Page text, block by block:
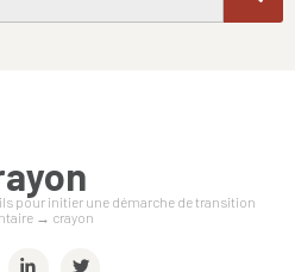
pour initier une démarche de transition
→ crayon